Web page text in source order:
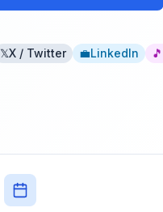
𝕏X / Twitter 💼LinkedIn 🎵